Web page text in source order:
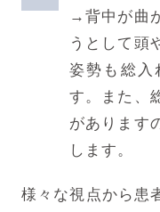
→背中が曲
うとして頭
姿勢も総入
す。また、
があります
します。
様々な視点から患